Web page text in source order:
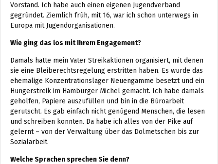
Vorstand. Ich habe auch einen eigenen Jugendverband
gegründet. Ziemlich früh, mit 16, war ich schon unterwegs in
Europa mit Jugendorganisationen.
Wie ging das los mit Ihrem Engagement?
Damals hatte mein Vater Streikaktionen organisiert, mit denen
sie eine Bleiberechtsregelung erstritten haben. Es wurde das
ehemalige Konzentrationslager Neuengamme besetzt und ein
Hungerstreik im Hamburger Michel gemacht. Ich habe damals
geholfen, Papiere auszufüllen und bin in die Büroarbeit
gerutscht. Es gab einfach nicht genügend Menschen, die lesen
und schreiben konnten. Da habe ich alles von der Pike auf
gelernt – von der Verwaltung über das Dolmetschen bis zur
Sozialarbeit.
Welche Sprachen sprechen Sie denn?